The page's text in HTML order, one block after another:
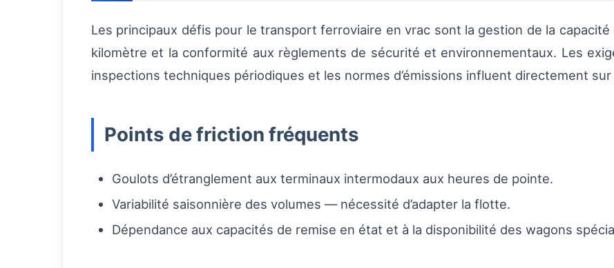
Les principaux défis pour le transport ferroviaire en vrac sont la gestion de la
kilomètre et la conformité aux règlements de sécurité et environnementaux. Les
inspections techniques périodiques et les normes d’émissions influent directement sur
Points de friction fréquents
Goulots d’étranglement aux terminaux intermodaux aux heures de pointe.
Variabilité saisonnière des volumes — nécessité d’adapter la flotte.
Dépendance aux capacités de remise en état et à la disponibilité des wagons